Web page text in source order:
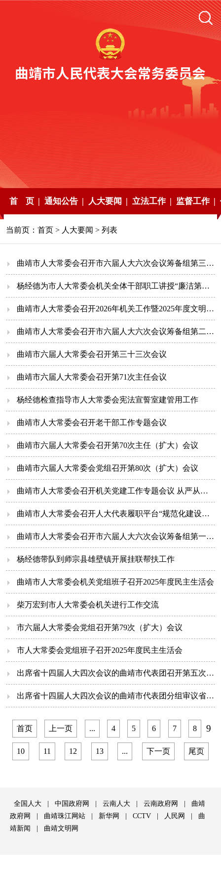
首 页 | 通知公告 | 人大要闻 | 立法工作 | 监督工作 |
当前页： 首页 > 人大要闻 > 列表
曲靖市人大常委会召开市六届人大六次会议筹备组第三次会议暨先遣工作人员会议
杨经德为市人大常委会机关全体干部职工讲授“廉洁第一课”
曲靖市人大常委会召开2026年机关工作暨2025年度文明委室、先进个人经验交流会议
曲靖市人大常委会召开市六届人大六次会议筹备组第二次会议
曲靖市六届人大常委会召开第三十三次会议
曲靖市六届人大常委会召开第71次主任会议
杨经德检查指导市人大常委会宪法宣誓室建管用工作
曲靖市人大常委会召开老干部工作专题会议
曲靖市六届人大常委会召开第70次主任（扩大）会议
曲靖市六届人大常委会党组召开第80次（扩大）会议
曲靖市人大常委会召开机关党建工作专题会议 从严从实提升机关党建工作水平
曲靖市人大常委会召开人大代表履职平台“规范化建设、实体化运行”专题会议
曲靖市人大常委会召开市六届人大六次会议筹备组第一次会议
杨经德带队到师宗县雄壁镇开展挂联帮扶工作
曲靖市人大常委会机关党组班子召开2025年度民主生活会
柴万宏到市人大常委会机关进行工作交流
市六届人大常委会党组召开第79次（扩大）会议
市人大常委会党组班子召开2025年度民主生活会
出席省十四届人大四次会议的曲靖市代表团召开第五次全体会议
出席省十四届人大四次会议的曲靖市代表团分组审议省人大常委会工作报告、省法检“两院”工作报告
首页 上一页 ... 4 5 6 7 8 9
10 11 12 13 ... 下一页 尾页
全国人大 中国政府网 云南人大 云南政府网
曲靖
政府网
曲靖珠江网站 新华网 CCTV 人民网
曲
靖新闻
曲靖文明网